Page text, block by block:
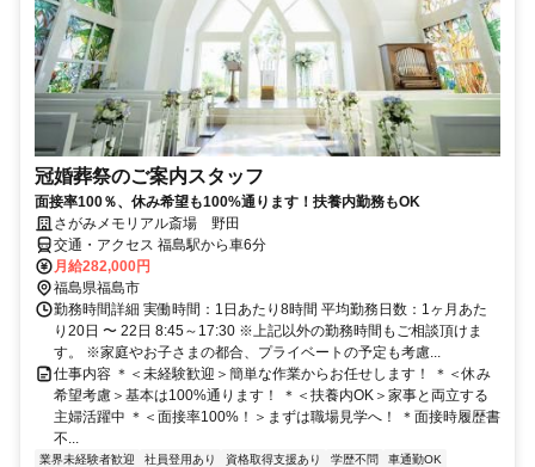
冠婚葬祭のご案内スタッフ
面接率100％、休み希望も100%通ります！扶養内勤務もOK
さがみメモリアル斎場 野田
交通・アクセス 福島駅から車6分
月給282,000円
福島県福島市
勤務時間詳細 実働時間：1日あたり8時間 平均勤務日数：1ヶ月あた
り20日 〜 22日 8:45～17:30 ※上記以外の勤務時間もご相談頂けま
す。 ※家庭やお子さまの都合、プライベートの予定も考慮...
仕事内容 ＊＜未経験歓迎＞簡単な作業からお任せします！ ＊＜休み
希望考慮＞基本は100%通ります！ ＊＜扶養内OK＞家事と両立する
主婦活躍中 ＊＜面接率100%！＞まずは職場見学へ！ ＊面接時履歴書
不...
業界未経験者歓迎 社員登用あり 資格取得支援あり 学歴不問
車通勤OK